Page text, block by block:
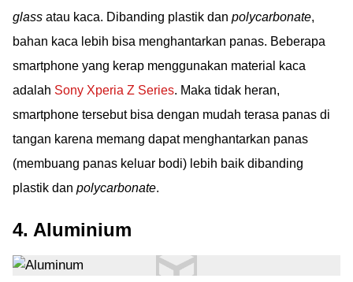
glass atau kaca. Dibanding plastik dan polycarbonate,
bahan kaca lebih bisa menghantarkan panas. Beberapa
smartphone yang kerap menggunakan material kaca
adalah Sony Xperia Z Series. Maka tidak heran,
smartphone tersebut bisa dengan mudah terasa panas di
tangan karena memang dapat menghantarkan panas
(membuang panas keluar bodi) lebih baik dibanding
plastik dan polycarbonate.
4. Aluminium